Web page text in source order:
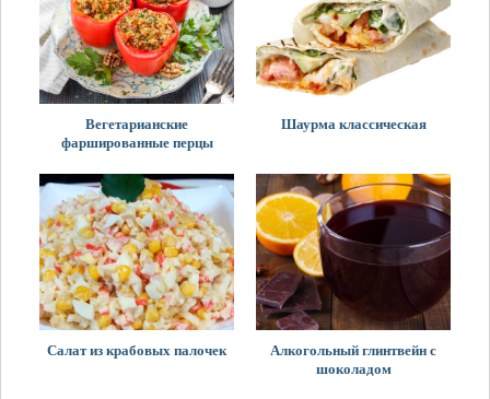
Вегетарианские
фаршированные перцы
Шаурма классическая
Салат из крабовых палочек
Алкогольный глинтвейн с
шоколадом